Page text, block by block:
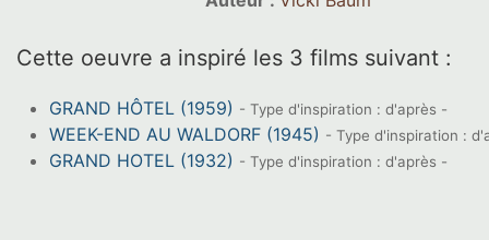
Cette oeuvre a inspiré les 3 films suivant :
GRAND HÔTEL (1959) - Type d'inspiration : d'après -
WEEK-END AU WALDORF (1945) - Type d'inspiration :
GRAND HOTEL (1932) - Type d'inspiration : d'après -